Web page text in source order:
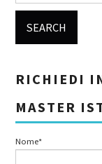
RICHIEDI
MASTER
Nome*